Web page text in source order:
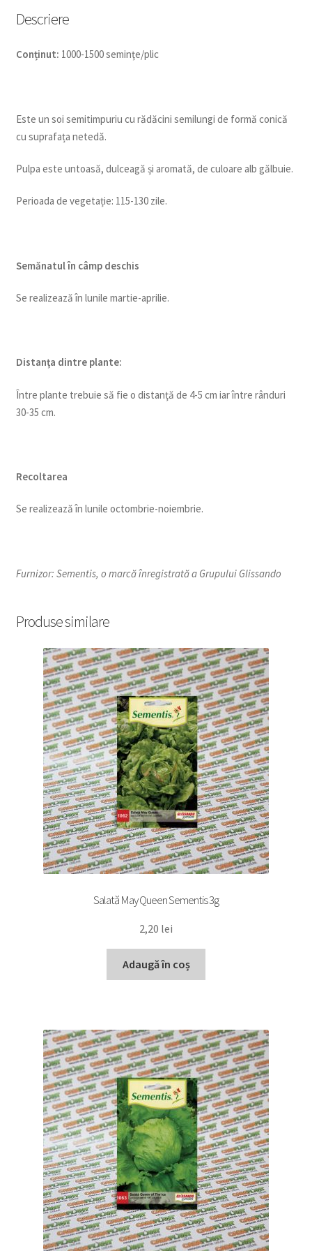
Descriere
Conținut: 1000-1500 seminţe/plic
Este un soi semitimpuriu cu rădăcini semilungi de formă conică
cu suprafața netedă.
Pulpa este untoasă, dulceagă și aromată, de culoare alb gălbuie.
Perioada de vegetație: 115-130 zile.
Semănatul în câmp deschis
Se realizează în lunile martie-aprilie.
Distanţa dintre plante:
Între plante trebuie să fie o distanţă de 4-5 cm iar între rânduri
30-35 cm.
Recoltarea
Se realizează în lunile octombrie-noiembrie.
Furnizor: Sementis, o marcă înregistrată a Grupului Glissando
Produse similare
Salată May Queen Sementis 3g
2,20 lei
Adaugă în coș